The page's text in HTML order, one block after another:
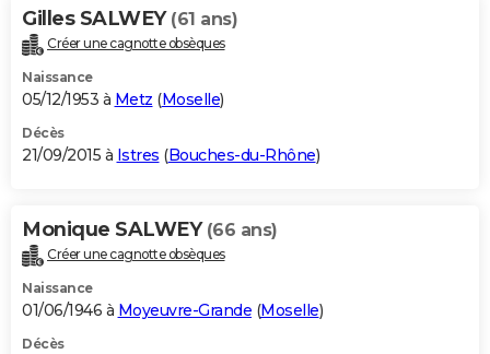
Gilles SALWEY (61 ans)
Créer une cagnotte obsèques
Naissance
05/12/1953 à Metz (Moselle)
Décès
21/09/2015 à Istres (Bouches-du-Rhône)
Monique SALWEY (66 ans)
Créer une cagnotte obsèques
Naissance
01/06/1946 à Moyeuvre-Grande (Moselle)
Décès